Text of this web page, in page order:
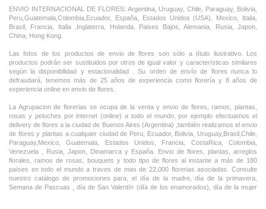
ENVIO INTERNACIONAL DE FLORES: Argentina, Uruguay, Chile, Paraguay, Bolivia,
Peru,Guatemala,Colombia,Ecuador, España, Estados Unidos (USA), Mexico, Italia,
Brasil, Francia, Italia ,Inglaterra, Holanda, Paises Bajos, Alemania, Rusia, Japon,
China, Hong Kong.
Las fotos de los productos de envio de flores son sólo a título ilustrativo. Los
productos podrán ser sustituidos por otros de igual valor y características similares
según la disponibilidad y estacionalidad . Su orden de envío de flores nunca lo
defraudará, tenemos más de 25 años de experiencia como florería y 8 años de
experiencia online en envio de flores.
La Agrupacion de florerias se ocupa de la venta y envio de flores, ramos, plantas,
rosas y peluches por internet (online) a todo el mundo, por ejemplo efectuamos el
delivery de flores a la ciudad de Buenos Aires (Argentina) ,tambièn realizamos el envio
de flores y plantas a cualquier ciudad de Peru, Ecuador, Bolivia, Uruguay,Brasil,Chile,
Paraguay,Mexico, Guatemala, Estados Unidos, Francia, CostaRica, Colombia,
Venezuela , Rusia, Japon, Dinamarca y España. Envio de flores, plantas, arreglos
florales, ramos de rosas, bouquets y todo tipo de flores al instante a más de 180
países en todo el mundo a traves de mas de 22.000 florerias asociadas. Consulte
nuestro catálogo de promociones para, el día de la madre, día de la primavera,
Semana de Pascuas , día de San Valentín (día de los enamorados), día de la mujer